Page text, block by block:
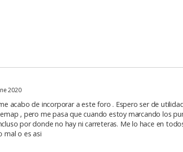
2020
acabo de incorporar a este foro . Espero ser de
, pero me pasa que cuando estoy marcando los
por donde no hay ni carreteras. Me lo hace en
mal o es asi